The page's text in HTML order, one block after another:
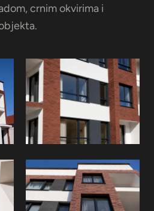
crnim okvirima i